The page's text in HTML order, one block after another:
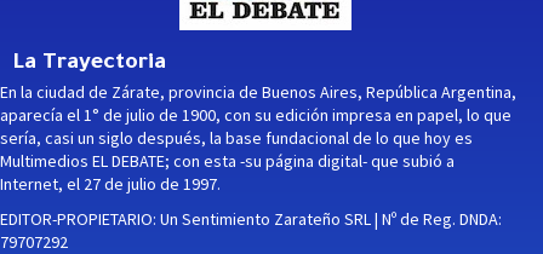
La Trayectoria
En la ciudad de Zárate, provincia de Buenos Aires, República Argentina,
aparecía el 1° de julio de 1900, con su edición impresa en papel, lo que
sería, casi un siglo después, la base fundacional de lo que hoy es
Multimedios EL DEBATE; con esta -su página digital- que subió a
Internet, el 27 de julio de 1997.
EDITOR-PROPIETARIO: Un Sentimiento Zarateño SRL | Nº de Reg. DNDA:
79707292